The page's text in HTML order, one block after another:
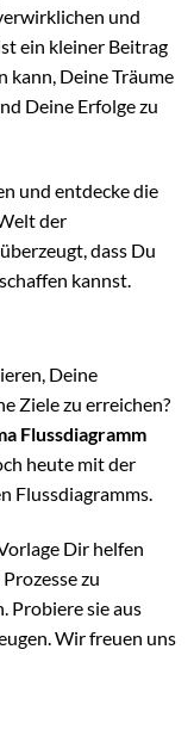
und
ein kleiner Beitrag
kann, Deine Träume
Deine Erfolge zu
und entdecke die
der
dass Du
kannst.
Deine
Ziele zu erreichen?
Flussdiagramm
heute mit der
Flussdiagramms.
Dir helfen
zu
Probiere sie aus
Wir freuen uns